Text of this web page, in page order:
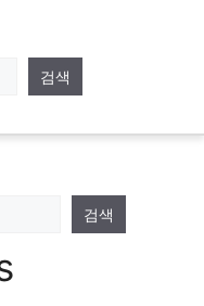
검색
검색